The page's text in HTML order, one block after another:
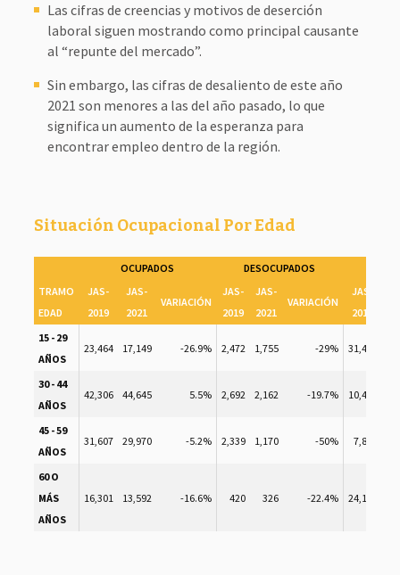
Las cifras de creencias y motivos de deserción
laboral siguen mostrando como principal causante
al “repunte del mercado”.
Sin embargo, las cifras de desaliento de este año
2021 son menores a las del año pasado, lo que
significa un aumento de la esperanza para
encontrar empleo dentro de la región.
Situación Ocupacional Por Edad
OCUPADOS DESOCUPADOS
TRAMO
EDAD
JAS-
2019
JAS-
2021
VARIACIÓN
JAS-
2019
JAS-
2021
VARIACIÓN
JAS-
2019
15 - 29
AÑOS
23,464 17,149 -26.9% 2,472 1,755 -29% 31,428
30 - 44
AÑOS
42,306 44,645 5.5% 2,692 2,162 -19.7% 10,443
45 - 59
AÑOS
31,607 29,970 -5.2% 2,339 1,170 -50% 7,820
60 O
MÁS
AÑOS
16,301 13,592 -16.6% 420 326 -22.4% 24,145